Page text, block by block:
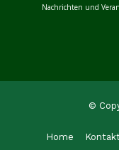
Nachrichten und
©
Home